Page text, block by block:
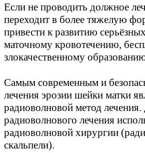
Если не проводить должное
переходит в более тяжелую
привести к развитию
маточному кровотечению,
злокачественному
Самым современным и
лечения эрозии шейки матки
радиоволновой метод
радиоволнового лечения
радиоволновой хирургии
скальпели).